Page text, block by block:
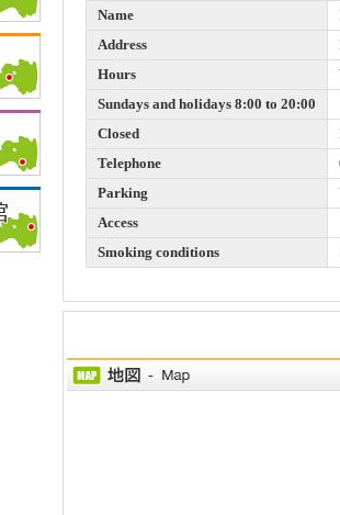
Name
Address
Hours
Sundays and holidays 8:00 to 20:00
Closed
Telephone
Parking
Access
Smoking conditions